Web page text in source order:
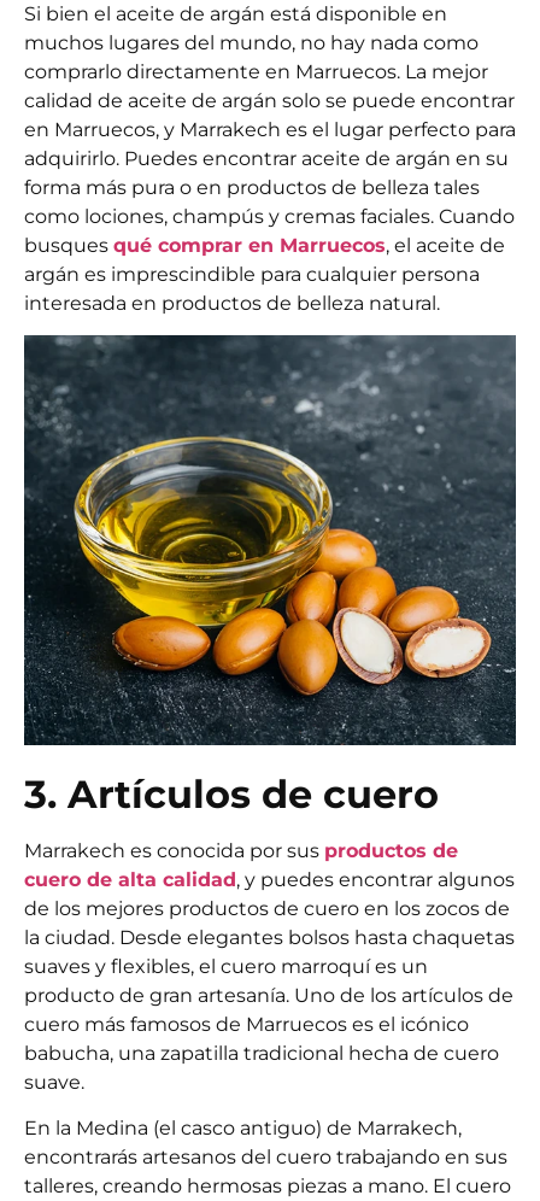
Si bien el aceite de argán está disponible en
muchos lugares del mundo, no hay nada como
comprarlo directamente en Marruecos. La mejor
calidad de aceite de argán solo se puede encontrar
en Marruecos, y Marrakech es el lugar perfecto para
adquirirlo. Puedes encontrar aceite de argán en su
forma más pura o en productos de belleza tales
como lociones, champús y cremas faciales. Cuando
busques qué comprar en Marruecos, el aceite de
argán es imprescindible para cualquier persona
interesada en productos de belleza natural.
3. Artículos de cuero
Marrakech es conocida por sus productos de
cuero de alta calidad, y puedes encontrar algunos
de los mejores productos de cuero en los zocos de
la ciudad. Desde elegantes bolsos hasta chaquetas
suaves y flexibles, el cuero marroquí es un
producto de gran artesanía. Uno de los artículos de
cuero más famosos de Marruecos es el icónico
babucha, una zapatilla tradicional hecha de cuero
suave.
En la Medina (el casco antiguo) de Marrakech,
encontrarás artesanos del cuero trabajando en sus
talleres, creando hermosas piezas a mano. El cuero